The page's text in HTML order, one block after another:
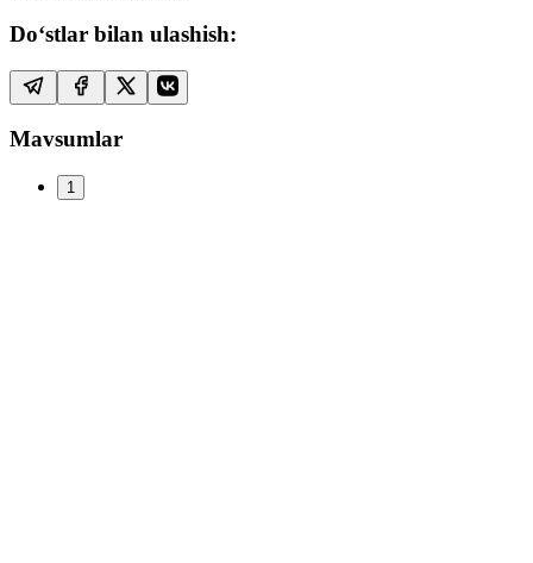
Do‘stlar bilan ulashish:
Mavsumlar
1